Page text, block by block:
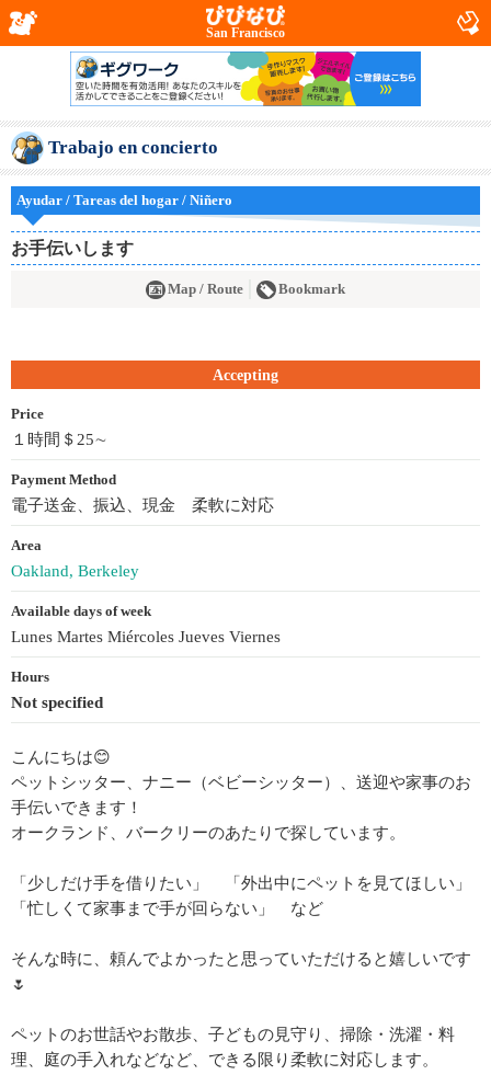
San Francisco
Trabajo en concierto
Ayudar / Tareas del hogar / Niñero
お手伝いします
Map / Route Bookmark
Accepting
Price
１時間＄25∼
Payment Method
電子送金、振込、現金 柔軟に対応
Area
Oakland, Berkeley
Available days of week
Lunes Martes Miércoles Jueves Viernes
Hours
Not specified
こんにちは😊
ペットシッター、ナニー（ベビーシッター）、送迎や家事のお
手伝いできます！
オークランド、バークリーのあたりで探しています。
「少しだけ手を借りたい」 「外出中にペットを見てほしい」
「忙しくて家事まで手が回らない」 など
そんな時に、頼んでよかったと思っていただけると嬉しいです
🌷
ペットのお世話やお散歩、子どもの見守り、掃除・洗濯・料
理、庭の手入れなどなど、できる限り柔軟に対応します。